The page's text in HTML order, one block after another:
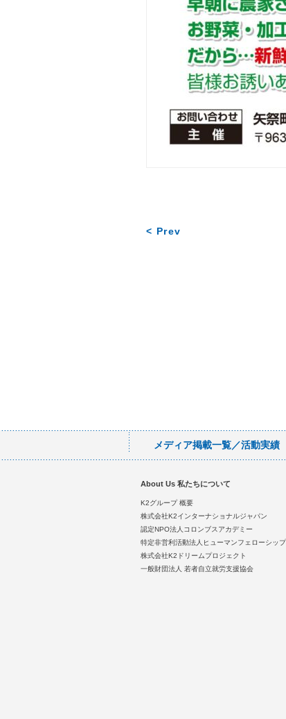
< Prev
メディア掲載一覧／活動実績
About Us 私たちについて
K2グループ 概要
株式会社K2インターナショナルジャパン
認定NPO法人コロンブスアカデミー
特定非営利活動法人ヒューマンフェローシップ
株式会社K2ドリームプロジェクト
一般財団法人 若者自立就労支援協会